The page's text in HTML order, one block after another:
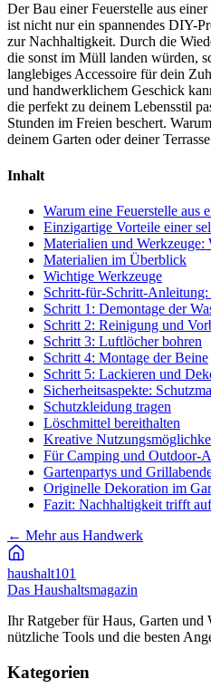
Der Bau einer Feuerstelle aus
ist nicht nur ein spannendes DIY-
zur Nachhaltigkeit. Durch die
die sonst im Müll landen würden,
langlebiges Accessoire für dein
und handwerklichem Geschick
die perfekt zu deinem Lebensstil
Stunden im Freien beschert.
deinem Garten oder deiner
Inhalt
Warum eine Feuerstelle aus
Einzigartige Vorteile einer
Materialien und Werkzeuge:
Materialien im Überblick
Wichtige Werkzeuge
Schritt-für-Schritt-Anleitung:
Schritt 1: Demontage der
Schritt 2: Reinigung und
Schritt 3: Luftlöcher bohren
Schritt 4: Montage der Beine
Schritt 5: Lackieren und
Sicherheitsaspekte:
Schutzkleidung tragen
Löschmittel bereithalten
Kreative
Für Camping und Outdoor-
Gartenpartys und
Originelle Dekoration im
Fazit: Nachhaltigkeit trifft
← Mehr aus Handwerk
haushalt101
Das Haushaltsmagazin
Ihr Ratgeber für Haus, Garten und
nützliche Tools und die besten
Kategorien